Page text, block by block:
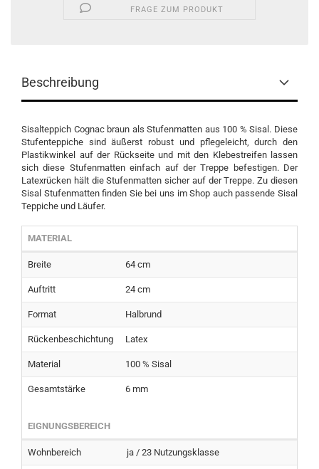
FRAGE ZUM PRODUKT
Beschreibung
Sisalteppich Cognac braun als Stufenmatten aus 100 % Sisal. Diese
Stufenteppiche sind äußerst robust und pflegeleicht, durch den
Plastikwinkel auf der Rückseite und mit den Klebestreifen lassen
sich diese Stufenmatten einfach auf der Treppe befestigen. Der
Latexrücken hält die Stufenmatten sicher auf der Treppe. Zu diesen
Sisal Stufenmatten finden Sie bei uns im Shop auch passende Sisal
Teppiche und Läufer.
MATERIAL
Breite 64 cm
Auftritt 24 cm
Format Halbrund
Rückenbeschichtung Latex
Material 100 % Sisal
Gesamtstärke 6 mm
EIGNUNGSBEREICH
Wohnbereich ja / 23 Nutzungsklasse